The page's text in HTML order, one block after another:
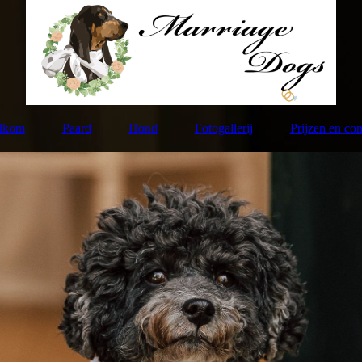
Paard Hond Fotogallerij Prijzen en